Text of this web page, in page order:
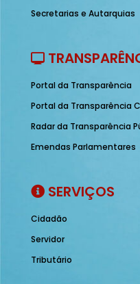
Secretarias e Autarquias
Portal da Transparência
Portal da Transparência
Radar da Transparência
Emendas Parlamentares
SERVIÇOS
Cidadão
Servidor
Tributário